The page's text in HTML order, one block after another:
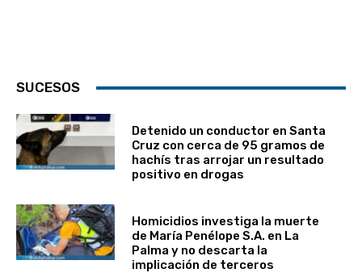
SUCESOS
Detenido un conductor en Santa
Cruz con cerca de 95 gramos de
hachís tras arrojar un resultado
positivo en drogas
Homicidios investiga la muerte
de María Penélope S.A. en La
Palma y no descarta la
implicación de terceros